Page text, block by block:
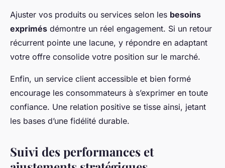
Ajuster vos produits ou services selon les besoins
exprimés démontre un réel engagement. Si un retour
récurrent pointe une lacune, y répondre en adaptant
votre offre consolide votre position sur le marché.
Enfin, un service client accessible et bien formé
encourage les consommateurs à s’exprimer en toute
confiance. Une relation positive se tisse ainsi, jetant
les bases d’une fidélité durable.
Suivi des performances et